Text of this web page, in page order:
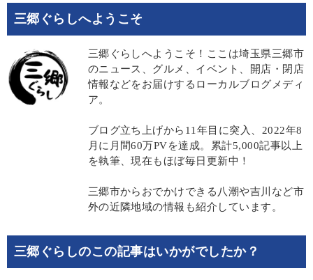
三郷ぐらしへようこそ
三郷ぐらしへようこそ！ここは埼玉県三郷市
のニュース、グルメ、イベント、開店・閉店
情報などをお届けするローカルブログメディ
ア。
ブログ立ち上げから11年目に突入、2022年8
月に月間60万PVを達成。累計5,000記事以上
を執筆、現在もほぼ毎日更新中！
三郷市からおでかけできる八潮や吉川など市
外の近隣地域の情報も紹介しています。
三郷ぐらしのこの記事はいかがでしたか？